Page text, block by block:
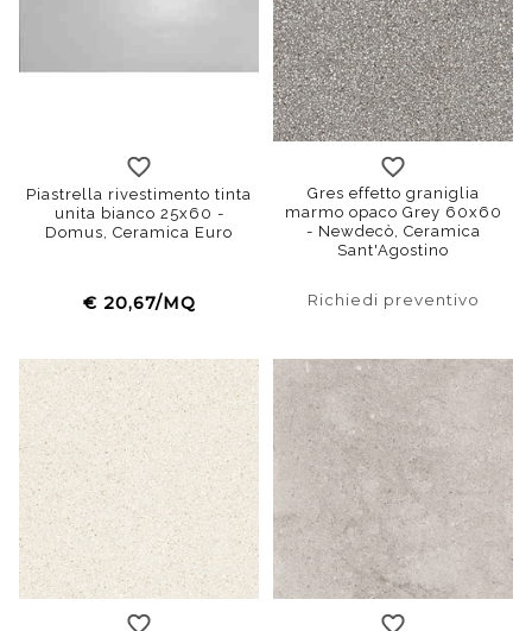
Piastrella rivestimento tinta
unita bianco 25x60 -
Domus, Ceramica Euro
€ 20,67/MQ
60x60
Gres effetto graniglia
marmo opaco Grey 60x60
- Newdecò, Ceramica
Sant'Agostino
Richiedi preventivo